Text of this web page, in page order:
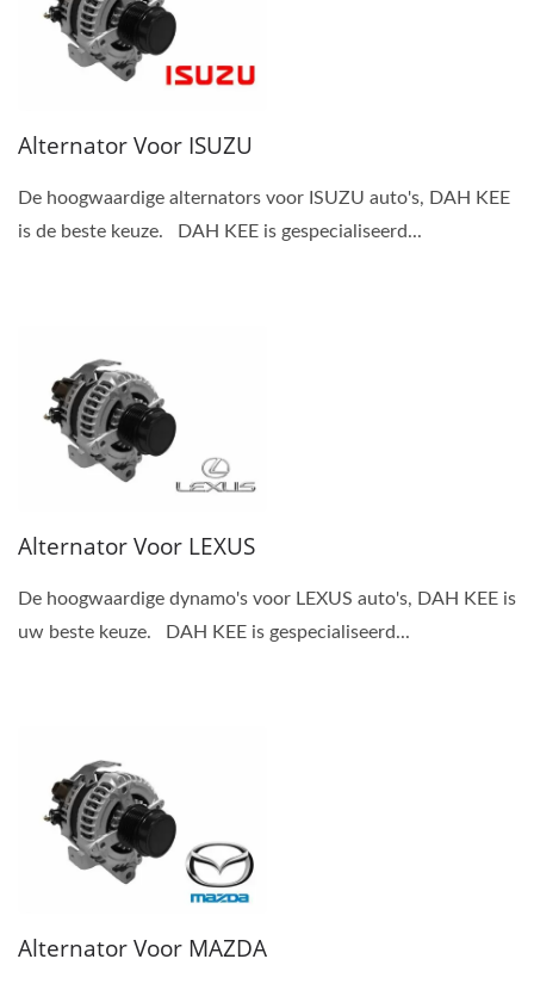
Alternator Voor ISUZU
De hoogwaardige alternators voor ISUZU auto's, DAH KEE
is de beste keuze. DAH KEE is gespecialiseerd...
Alternator Voor LEXUS
De hoogwaardige dynamo's voor LEXUS auto's, DAH KEE is
uw beste keuze. DAH KEE is gespecialiseerd...
Alternator Voor MAZDA